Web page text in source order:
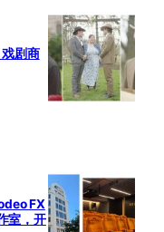
剧商
FX
室，开